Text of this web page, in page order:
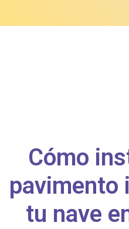
Cómo
pavimento
tu nave